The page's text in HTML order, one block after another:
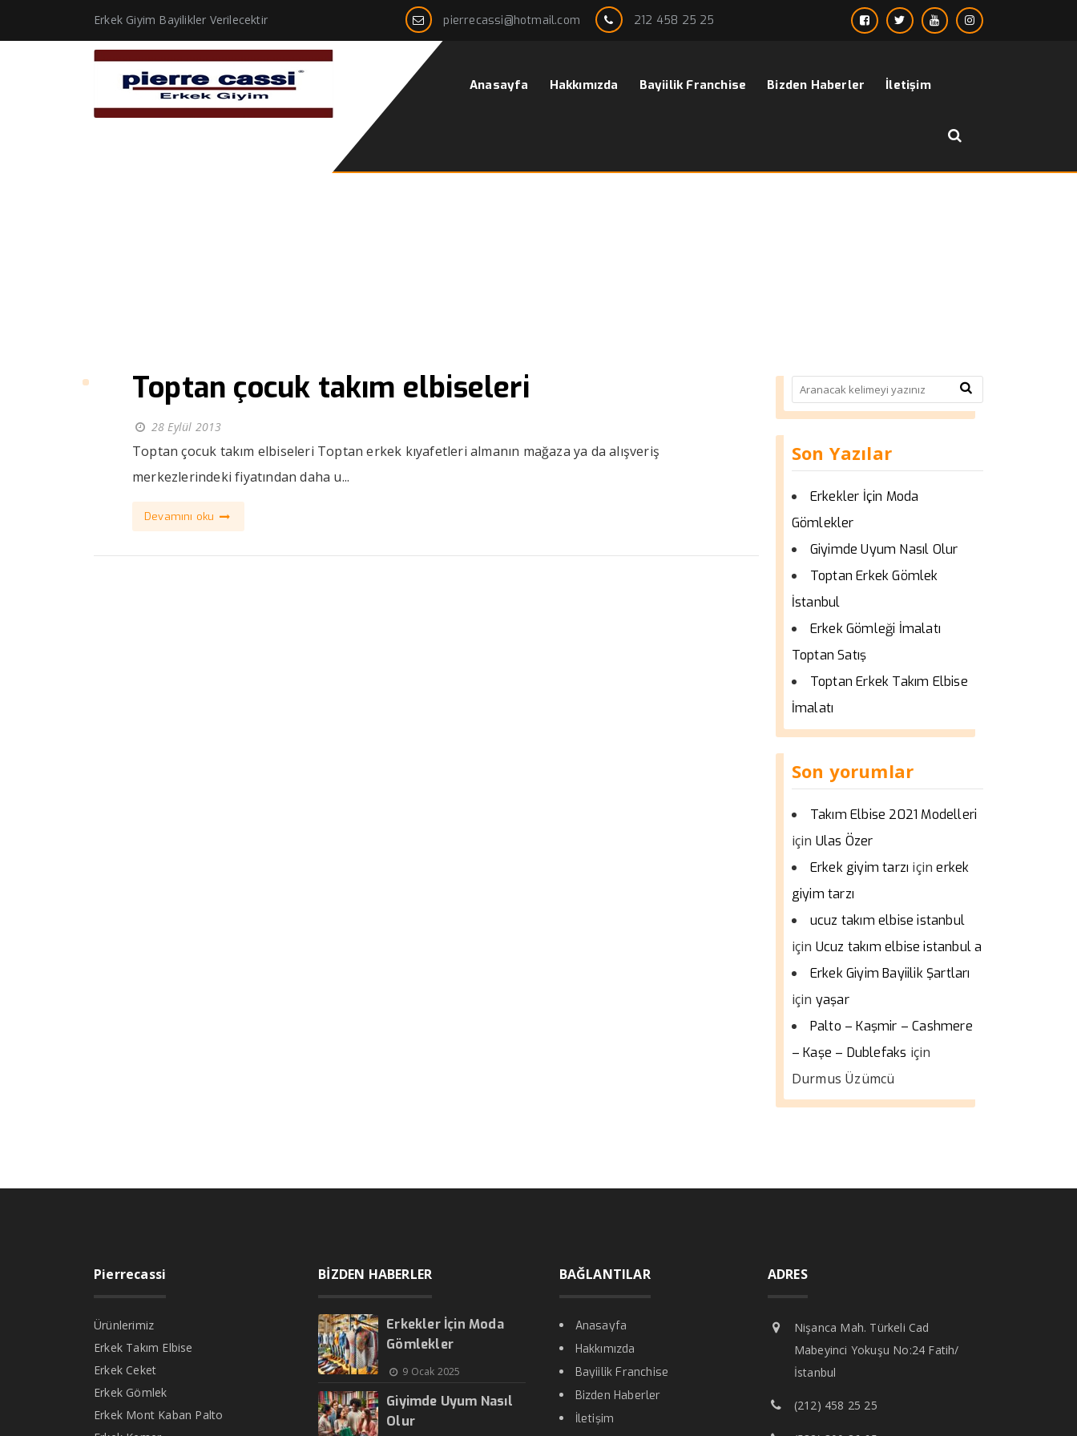
Erkek Giyim Bayilikler Verilecektir pierrecassi@hotmail.com 212 458 25 25
Anasayfa Hakkımızda Bayiilik Franchise Bizden Haberler İletişim
Toptan çocuk takım elbiseleri
28 Eylül 2013
Toptan çocuk takım elbiseleri Toptan erkek kıyafetleri almanın mağaza ya da alışveriş
merkezlerindeki fiyatından daha u...
Devamını oku
Son Yazılar
Erkekler İçin Moda
Gömlekler
Giyimde Uyum Nasıl Olur
Toptan Erkek Gömlek
İstanbul
Erkek Gömleği İmalatı
Toptan Satış
Toptan Erkek Takım Elbise
İmalatı
Son yorumlar
Takım Elbise 2021 Modelleri
için Ulas Özer
Erkek giyim tarzı içinerkek
giyim tarzı
ucuz takım elbise istanbul
için Ucuz takım elbise istanbul a
Erkek Giyim Bayiilik Şartları
için yaşar
Palto – Kaşmir – Cashmere
– Kaşe – Dublefaks için
Durmus Üzümcü
Pierrecassi
Ürünlerimiz
Erkek Takım Elbise
Erkek Ceket
Erkek Gömlek
Erkek Mont Kaban Palto
BİZDEN HABERLER
Erkekler İçin Moda
Gömlekler
9 Ocak 2025
Giyimde Uyum Nasıl
Olur
BAĞLANTILAR
Anasayfa
Hakkımızda
Bayiilik Franchise
Bizden Haberler
İletişim
ADRES
Nişanca Mah. Türkeli Cad
Mabeyinci Yokuşu No:24 Fatih/
İstanbul
(212) 458 25 25